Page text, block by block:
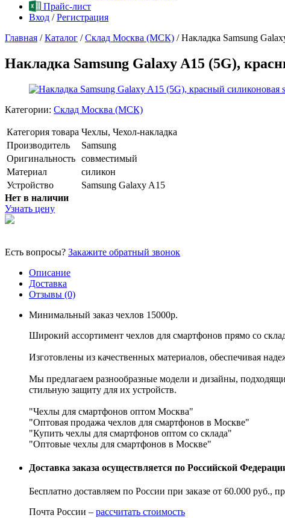
Прайс-лист
Вход /Регистрация
Главная / Каталог / Склад Москва (МСК) / Накладка Samsung
Накладка Samsung Galaxy A15 (5G),
Категории: Склад Москва (МСК)
Категория товара Чехлы, Чехол-накладка
Производитель
Samsung
Оригинальность совместимый
Материал
силикон
Устройство
Samsung Galaxy A15
Нет в наличии
Узнать цену
Есть вопросы? Закажите обратный звонок
Описание
Доставка
Отзывы (0)
Минимальный заказ чехлов 15000р.
Широкий ассортимент чехлов для смартфонов прямо со
Изготовлены из качественных материалов, обеспечивая
Мы предлагаем разнообразные модели и дизайны,
стильную защиту для их устройств.
"Чехлы для смартфонов оптом Москва"
"Оптовая продажа чехлов для смартфонов в Москве"
"Купить чехлы для смартфонов оптом со склада"
"Оптовые чехлы для смартфонов в Москве"
Доставка заказа осуществляется по Российской
Бесплатно доставляем по России при заказе от 60.000 руб.,
Почта России – рассчитать стоимость